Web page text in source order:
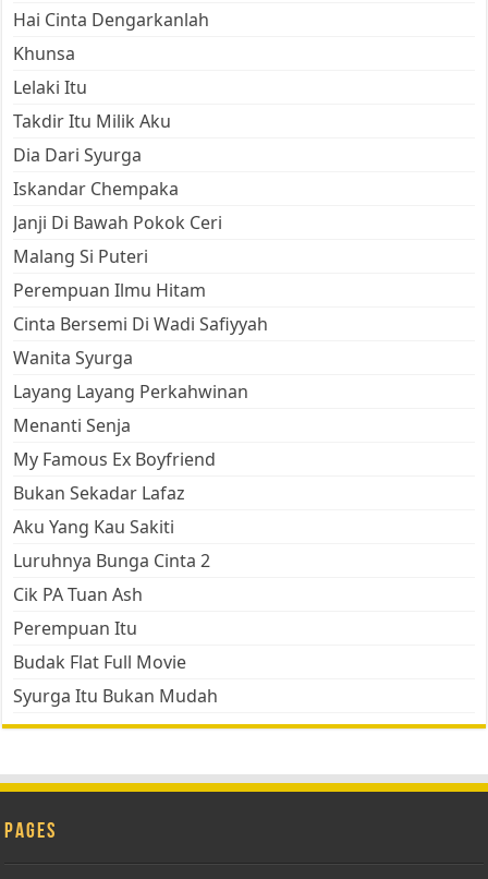
Hai Cinta Dengarkanlah
Khunsa
Lelaki Itu
Takdir Itu Milik Aku
Dia Dari Syurga
Iskandar Chempaka
Janji Di Bawah Pokok Ceri
Malang Si Puteri
Perempuan Ilmu Hitam
Cinta Bersemi Di Wadi Safiyyah
Wanita Syurga
Layang Layang Perkahwinan
Menanti Senja
My Famous Ex Boyfriend
Bukan Sekadar Lafaz
Aku Yang Kau Sakiti
Luruhnya Bunga Cinta 2
Cik PA Tuan Ash
Perempuan Itu
Budak Flat Full Movie
Syurga Itu Bukan Mudah
Pages